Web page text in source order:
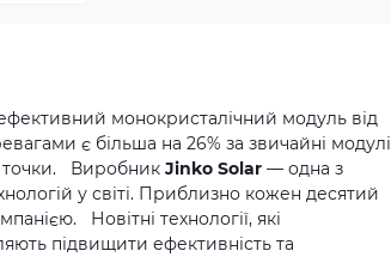
монокристалічний модуль від
є більша на 26% за звичайні модулі
точки. Виробник Jinko Solar — одна з
у світі. Приблизно кожен десятий
Новітні технології, які
підвищити ефективність та